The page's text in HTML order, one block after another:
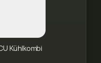
Kühlkombi